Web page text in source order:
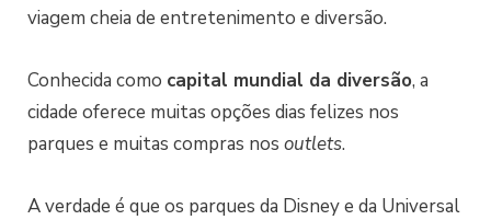
viagem cheia de entretenimento e diversão.
Conhecida como capital mundial da diversão, a
cidade oferece muitas opções dias felizes nos
parques e muitas compras nos outlets.
A verdade é que os parques da Disney e da Universal